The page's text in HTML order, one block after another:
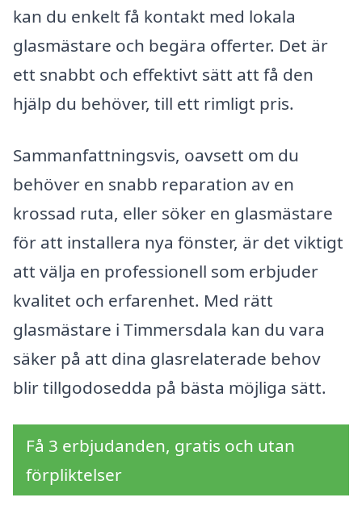
kan du enkelt få kontakt med lokala
glasmästare och begära offerter. Det är
ett snabbt och effektivt sätt att få den
hjälp du behöver, till ett rimligt pris.
Sammanfattningsvis, oavsett om du
behöver en snabb reparation av en
krossad ruta, eller söker en glasmästare
för att installera nya fönster, är det viktigt
att välja en professionell som erbjuder
kvalitet och erfarenhet. Med rätt
glasmästare i Timmersdala kan du vara
säker på att dina glasrelaterade behov
blir tillgodosedda på bästa möjliga sätt.
Få 3 erbjudanden, gratis och utan
förpliktelser